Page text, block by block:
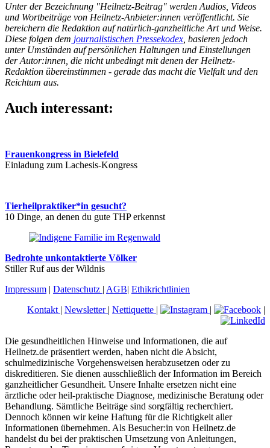
Unter der Bezeichnung "Heilnetz-Beitrag" werden Audios, Videos
und Wortbeiträge von Heilnetz-Anbieter:innen veröffentlicht. Sie
bereichern die Redaktion auf natürlich-ganzheitliche Art und Weise.
Diese folgen dem journalistischen Pressekodex , basieren jedoch
unter Umständen auf persönlichen Haltungen und Einstellungen
der Autor:innen, die nicht unbedingt mit denen der Heilnetz-
Redaktion übereinstimmen - gerade das macht die Vielfalt und den
Reichtum aus.
Auch interessant:
Frauenkongress in Bielefeld
Einladung zum Lachesis-Kongress
Tierheilpraktiker*in gesucht?
10 Dinge, an denen du gute THP erkennst
Bedrohte unkontaktierte Völker
Stiller Ruf aus der Wildnis
Impressum | Datenschutz | AGB| Ethikrichtlinien
Kontakt | Newsletter | Nettiquette | | |
Die gesundheitlichen Hinweise und Informationen, die auf
Heilnetz.de präsentiert werden, haben nicht die Absicht,
schulmedizinische Vorgehensweisen herabzusetzen oder zu
diskreditieren. Sie dienen ausschließlich der Information im Bereich
ganzheitlicher Gesundheit. Unsere Inhalte ersetzen nicht eine
ärztliche oder heil-praktische Diagnose, medizinische Beratung oder
Behandlung. Sämtliche Beiträge sind sorgfältig recherchiert.
Dennoch können wir keine Haftung für die Richtigkeit aller
Informationen übernehmen. Als Besucher:in von Heilnetz.de
handelst du bei der praktischen Umsetzung von Anleitungen,